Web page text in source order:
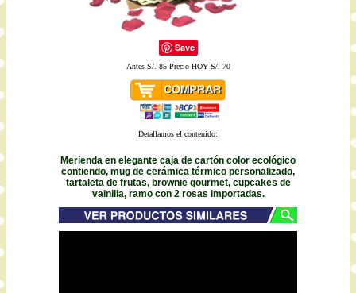
Save
AntesS/. 85Precio HOY S/. 70
Detallamos el contenido:
Merienda en elegante caja de cartón color ecológico
contiendo, mug de cerámica térmico personalizado,
tartaleta de frutas, brownie gourmet, cupcakes de
vainilla, ramo con 2 rosas importadas.